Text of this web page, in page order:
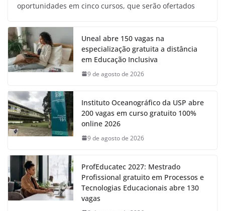
oportunidades em cinco cursos, que serão ofertados
Uneal abre 150 vagas na
especialização gratuita a distância
em Educação Inclusiva
9 de agosto de 2026
Instituto Oceanográfico da USP abre
200 vagas em curso gratuito 100%
online 2026
9 de agosto de 2026
ProfEducatec 2027: Mestrado
Profissional gratuito em Processos e
Tecnologias Educacionais abre 130
vagas